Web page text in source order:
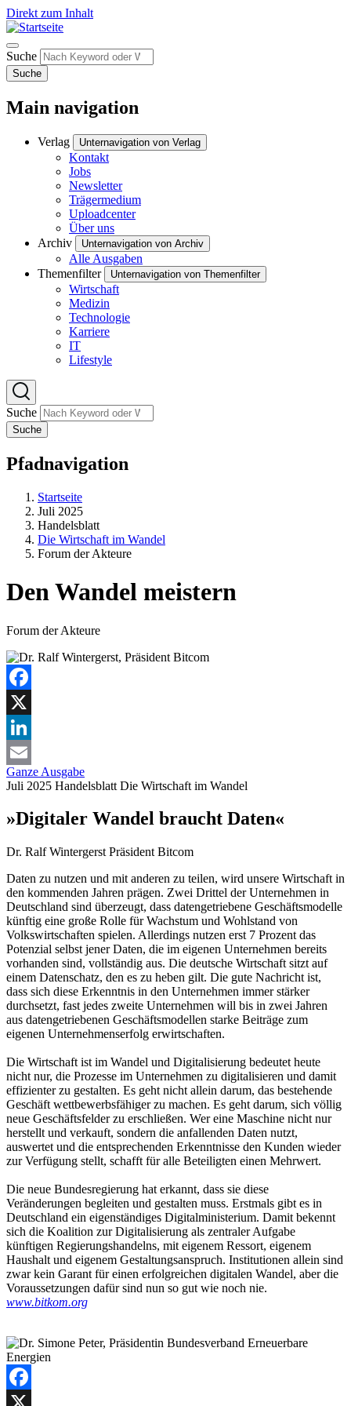
Direkt zum Inhalt
Suche
Suche
Main navigation
Verlag Unternavigation von Verlag
Kontakt
Jobs
Newsletter
Trägermedium
Uploadcenter
Über uns
Archiv
Unternavigation von Archiv
Alle Ausgaben
Themenfilter
Unternavigation von Themenfilter
Wirtschaft
Medizin
Technologie
Karriere
IT
Lifestyle
Suche
Suche
Pfadnavigation
Startseite
Juli 2025
Handelsblatt
Die Wirtschaft im Wandel
Forum der Akteure
Den Wandel meistern
Forum der Akteure
Facebook
X
LinkedIn
Email
Ganze Ausgabe
Juli 2025 Handelsblatt Die Wirtschaft im Wandel
»Digitaler Wandel braucht Daten«
Dr. Ralf Wintergerst Präsident Bitcom
Daten zu nutzen und mit anderen zu teilen, wird unsere Wirtschaft in
den kommenden Jahren prägen. Zwei Drittel der Unternehmen in
Deutschland sind überzeugt, dass datengetriebene Geschäftsmodelle
künftig eine große Rolle für Wachstum und Wohlstand von
Volkswirtschaften spielen. Allerdings nutzen erst 7 Prozent das
Potenzial selbst jener Daten, die im eigenen Unternehmen bereits
vorhanden sind, vollständig aus. Die deutsche Wirtschaft sitzt auf
einem Datenschatz, den es zu heben gilt. Die gute Nachricht ist,
dass sich diese Erkenntnis in den Unternehmen immer stärker
durchsetzt, fast jedes zweite Unternehmen will bis in zwei Jahren
aus datengetriebenen Geschäftsmodellen starke Beiträge zum
eigenen Unternehmenserfolg erwirtschaften.
Die Wirtschaft ist im Wandel und Digitalisierung bedeutet heute
nicht nur, die Prozesse im Unternehmen zu digitalisieren und damit
effizienter zu gestalten. Es geht nicht allein darum, das bestehende
Geschäft wettbewerbsfähiger zu machen. Es geht darum, sich völlig
neue Geschäftsfelder zu erschließen. Wer eine Maschine nicht nur
herstellt und verkauft, sondern die anfallenden Daten nutzt,
auswertet und die entsprechenden Erkenntnisse den Kunden wieder
zur Verfügung stellt, schafft für alle Beteiligten einen Mehrwert.
Die neue Bundesregierung hat erkannt, dass sie diese
Veränderungen begleiten und gestalten muss. Erstmals gibt es in
Deutschland ein eigenständiges Digitalministerium. Damit bekennt
sich die Koalition zur Digitalisierung als zentraler Aufgabe
künftigen Regierungshandelns, mit eigenem Ressort, eigenem
Haushalt und eigenem Gestaltungsanspruch. Institutionen allein sind
zwar kein Garant für einen erfolgreichen digitalen Wandel, aber die
Voraussetzungen dafür sind nun so gut wie noch nie.
www.bitkom.org
Facebook